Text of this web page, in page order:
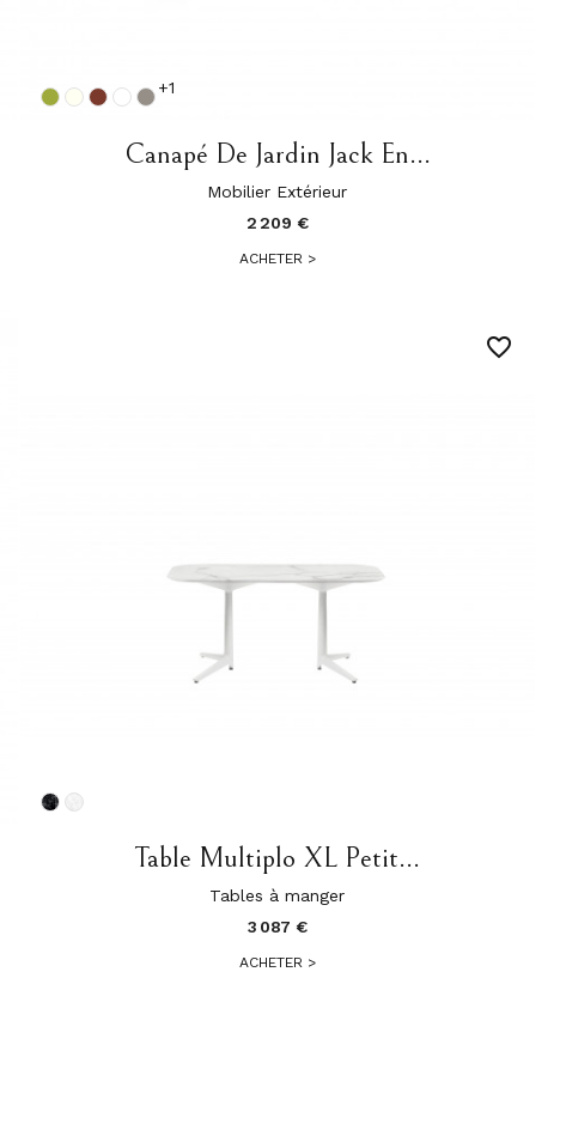
+1
Canapé De Jardin Jack En...
Mobilier Extérieur
2 209 €
ACHETER >
Table Multiplo XL Petit...
Tables à manger
3 087 €
ACHETER >
favorite_border